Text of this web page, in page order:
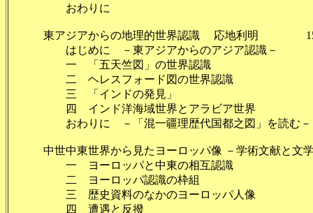
おわりに
東アジアからの地理的世界認識 応地利明
はじめに －東アジアからのアジア認識
一 「五天竺図」の世界認
二 ヘレスフォード図の世界認
三 「インドの発見
四 インド洋海域世界とアラビア世
おわりに －「混一疆理歴代国都之図」を読む
中世中東世界から見たヨーロッパ像 －学術文献と文
一 ヨーロッパと中東の相互認
二 ヨーロッパ認識の枠
三 歴史資料のなかのヨーロッパ人
四 遭遇と反